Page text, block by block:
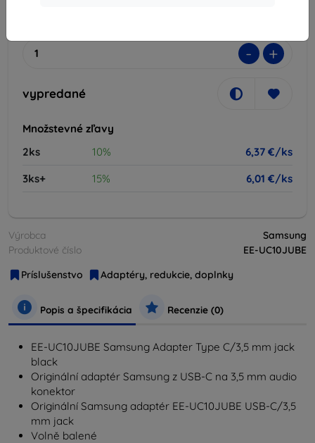
- +
vypredané
Množstevné zľavy
2ks
10%
6,37 €/ks
3ks+
15% 6,01 €/ks
Výrobca
Samsung
Produktové číslo
EE-UC10JUBE
Príslušenstvo
Adaptéry, redukcie, doplnky
Popis a špecifikácia Recenzie (0)
EE-UC10JUBE Samsung Adapter Type C/3,5 mm jack
black
Originální adaptér Samsung z USB-C na 3,5 mm audio
konektor
Originální Samsung adaptér EE-UC10JUBE USB-C/3,5
mm jack
Volně balené